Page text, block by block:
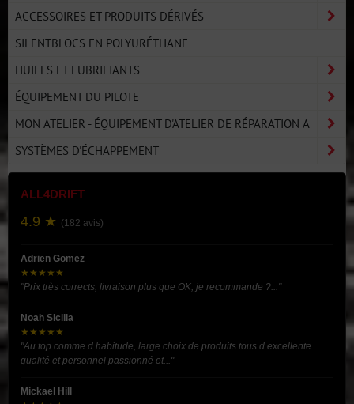
ACCESSOIRES ET PRODUITS DÉRIVÉS
SILENTBLOCS EN POLYURÉTHANE
HUILES ET LUBRIFIANTS
ÉQUIPEMENT DU PILOTE
MON ATELIER - ÉQUIPEMENT D'ATELIER DE RÉPARATION A
SYSTÈMES D'ÉCHAPPEMENT
ALL4DRIFT
4.9 ★ (182 avis)
Adrien Gomez
★★★★★
"Prix très corrects, livraison plus que OK, je recommande ?..."
Noah Sicilia
★★★★★
"Au top comme d habitude, large choix de produits tous d excellente
qualité et personnel passionné et..."
Mickael Hill